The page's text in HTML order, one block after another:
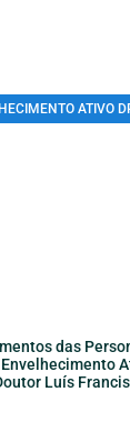
ATIVO
das
Luís